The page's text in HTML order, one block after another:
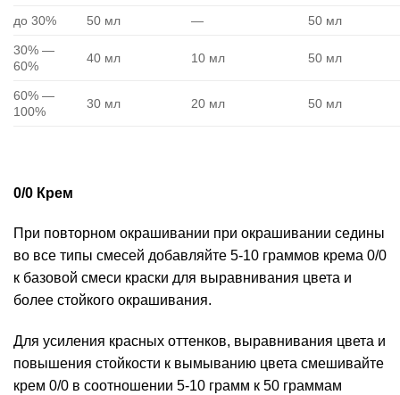
до 30% 50 мл — 50 мл
30% —
60%
40 мл 10 мл 50 мл
60% —
100%
30 мл 20 мл 50 мл
0/0 Крем
При повторном окрашивании при окрашивании седины
во все типы смесей добавляйте 5-10 граммов крема 0/0
к базовой смеси краски для выравнивания цвета и
более стойкого окрашивания.
Для усиления красных оттенков, выравнивания цвета и
повышения стойкости к вымыванию цвета смешивайте
крем 0/0 в соотношении 5-10 грамм к 50 граммам